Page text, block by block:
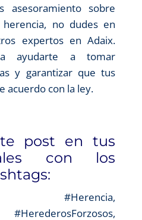
asesoramiento sobre
no dudes en
expertos en Adaix.
ayudarte a tomar
y garantizar que tus
acuerdo con la ley.
post en tus
con los
#Herencia,